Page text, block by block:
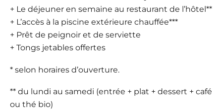
+ Le déjeuner en semaine au restaurant de l’hôtel**
+ L’accès à la piscine extérieure chauffée***
+ Prêt de peignoir et de serviette
+ Tongs jetables offertes
* selon horaires d’ouverture.
** du lundi au samedi (entrée + plat + dessert + café
ou thé bio)